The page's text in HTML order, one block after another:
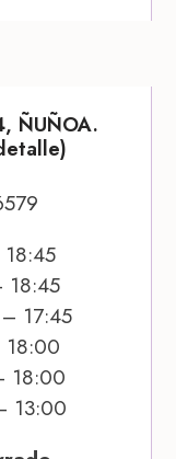
ÑUÑOA.
18:45
17:45
18:00
18:00
13:00